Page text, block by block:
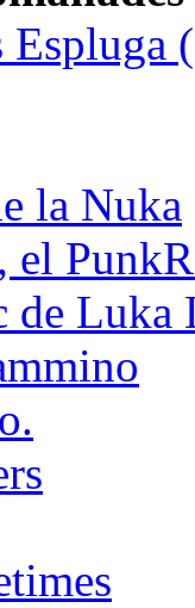
la Nuka
el
de Luka